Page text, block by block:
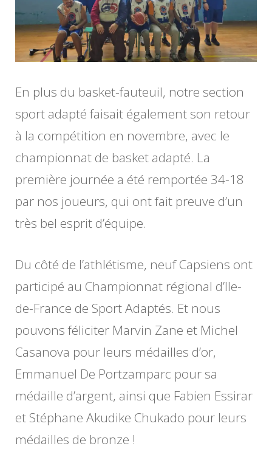
En plus du basket-fauteuil, notre section
sport adapté faisait également son retour
à la compétition en novembre, avec le
championnat de basket adapté. La
première journée a été remportée 34-18
par nos joueurs, qui ont fait preuve d’un
très bel esprit d’équipe.
Du côté de l’athlétisme, neuf Capsiens ont
participé au Championnat régional d’Ile-
de-France de Sport Adaptés. Et nous
pouvons féliciter Marvin Zane et Michel
Casanova pour leurs médailles d’or,
Emmanuel De Portzamparc pour sa
médaille d’argent, ainsi que Fabien Essirar
et Stéphane Akudike Chukado pour leurs
médailles de bronze !